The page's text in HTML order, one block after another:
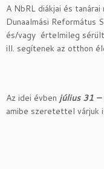
A NbRL diákjai és
Dunaalmási
és/vagy értelmileg
ill. segítenek az otthon
Az idei évben július 31 –
amibe szeretettel várjuk